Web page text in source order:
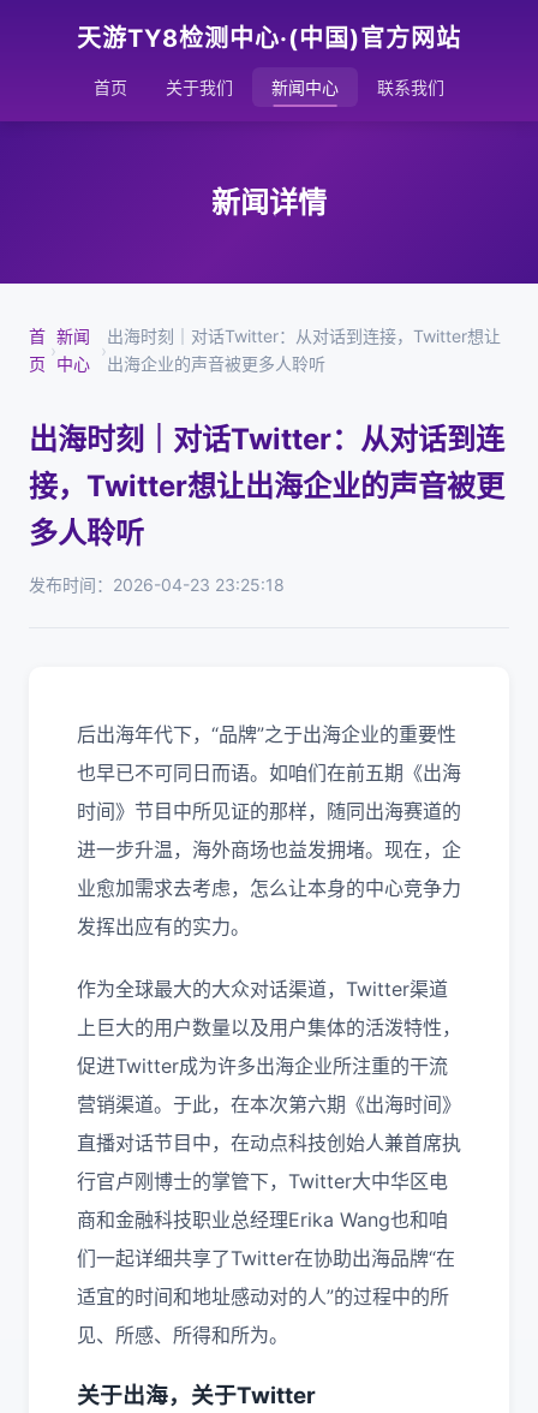
天游TY8检测中心·(中国)官方网站
首页 关于我们 新闻中心 联系我们
新闻详情
首
页
›
新闻
中心
›
出海时刻｜对话Twitter：从对话到连接，Twitter想让
出海企业的声音被更多人聆听
出海时刻｜对话Twitter：从对话到连
接，Twitter想让出海企业的声音被更
多人聆听
发布时间：2026-04-23 23:25:18
后出海年代下，“品牌”之于出海企业的重要性
也早已不可同日而语。如咱们在前五期《出海
时间》节目中所见证的那样，随同出海赛道的
进一步升温，海外商场也益发拥堵。现在，企
业愈加需求去考虑，怎么让本身的中心竞争力
发挥出应有的实力。
作为全球最大的大众对话渠道，Twitter渠道
上巨大的用户数量以及用户集体的活泼特性，
促进Twitter成为许多出海企业所注重的干流
营销渠道。于此，在本次第六期《出海时间》
直播对话节目中，在动点科技创始人兼首席执
行官卢刚博士的掌管下，Twitter大中华区电
商和金融科技职业总经理Erika Wang也和咱
们一起详细共享了Twitter在协助出海品牌“在
适宜的时间和地址感动对的人”的过程中的所
见、所感、所得和所为。
关于出海，关于Twitter